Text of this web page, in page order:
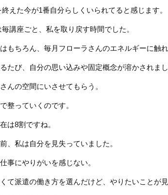
えた今が1番自分らしくいられてると感じます。
講座ごと、私を取り戻す時間でした。
もちろん、毎月フローラさんのエネルギーに触
たび、自分の思い込みや固定概念が溶かされまし
んの空間にいさせてもらう。
整っていくのです。
は8割ですね。
、私は自分を見失っていました。
事にやりがいを感じない。
て派遣の働き方を選んだけど、やりたいことが見